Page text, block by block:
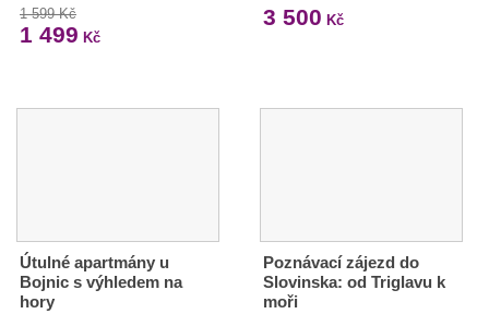
1 599 Kč
1 499 Kč
3 500 Kč
Útulné apartmány u
Bojnic s výhledem na
hory
Poznávací zájezd do
Slovinska: od Triglavu k
moři